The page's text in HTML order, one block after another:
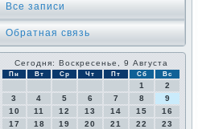
Все записи
Обратная связь
Сегодня: Воскресенье, 9 Августа
Пн Вт Ср Чт Пт Сб Вс
1
2
3
4 5 6 7 8
9
10
11 12 13 14 15
16
17
18 19 20 21 22
23